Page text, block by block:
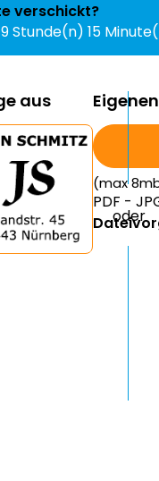
verschickt?
9 Stunde(n) 15
aus
(max
PDF -